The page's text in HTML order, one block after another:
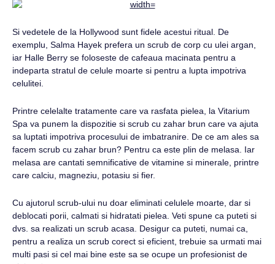
Si vedetele de la Hollywood sunt fidele acestui ritual. De
exemplu, Salma Hayek prefera un scrub de corp cu ulei argan,
iar Halle Berry se foloseste de cafeaua macinata pentru a
indeparta stratul de celule moarte si pentru a lupta impotriva
celulitei.
Printre celelalte tratamente care va rasfata pielea, la Vitarium
Spa va punem la dispozitie si scrub cu zahar brun care va ajuta
sa luptati impotriva procesului de imbatranire. De ce am ales sa
facem scrub cu zahar brun? Pentru ca este plin de melasa. Iar
melasa are cantati semnificative de vitamine si minerale, printre
care calciu, magneziu, potasiu si fier.
Cu ajutorul scrub-ului nu doar eliminati celulele moarte, dar si
deblocati porii, calmati si hidratati pielea. Veti spune ca puteti si
dvs. sa realizati un scrub acasa. Desigur ca puteti, numai ca,
pentru a realiza un scrub corect si eficient, trebuie sa urmati mai
multi pasi si cel mai bine este sa se ocupe un profesionist de